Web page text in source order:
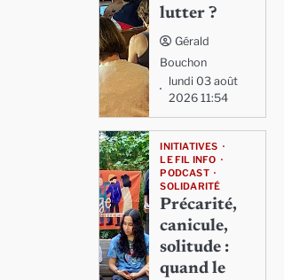
lutter ?
Gérald
Bouchon
lundi 03 août
2026 11:54
INITIATIVES
LE FIL INFO
PODCAST
SOLIDARITÉ
Précarité,
canicule,
solitude :
quand le